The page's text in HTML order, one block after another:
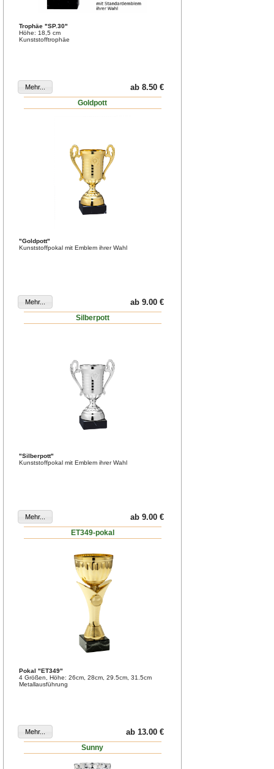
Trophäe "SP.30"
Höhe: 18,5 cm
Kunststofftrophäe
ab 8.50 €
Goldpott
"Goldpott"
Kunststoffpokal mit Emblem ihrer Wahl
ab 9.00 €
Silberpott
"Silberpott"
Kunststoffpokal mit Emblem ihrer Wahl
ab 9.00 €
ET349-pokal
Pokal "ET349"
4 Größen, Höhe: 26cm, 28cm, 29.5cm, 31.5cm
Metallausführung
ab 13.00 €
Sunny